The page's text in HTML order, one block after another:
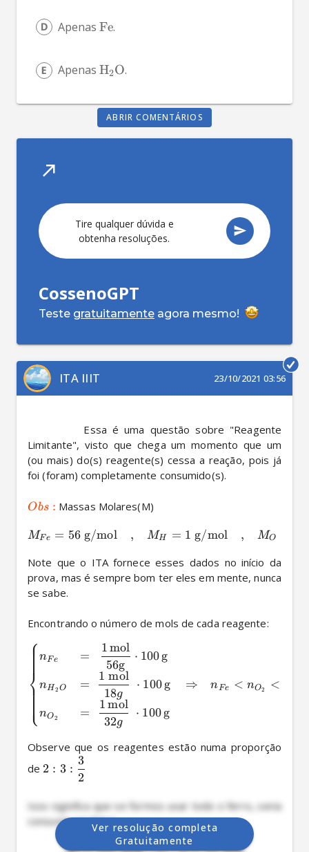
Apenas Fe.
Apenas HX
2O.
ABRIR COMENTÁRIOS
Tire qualquer dúvida e
obtenha resoluções.
CossenoGPT
Teste gratuitamente agora mesmo!
ITA IIIT 23/10/2021 03:56
Limitante", visto que chega um momento que um
(ou mais) do(s) reagente(s) cessa a reação, pois já
foi (foram) completamente consumido(s).
Obs : Massas Molares(M)
MFe = 56 g/mol , MH = 1 g/mol , MO
Note que o ITA fornece esses dados no início da
prova, mas é sempre bom ter eles em mente, nunca
se sabe.
Encontrando o número de mols de cada reagente:
⎩
⎨
⎧nFe
nH 2 O
nO2
=
=
=
56g
1mol
⋅ 100g
18g
1 mol
⋅ 100g
32g
1 mol
⋅ 100 g
⇒ nFe < nO2 <
Observe que os reagentes estão numa proporção
de 2 : 3 :
2
3
Isso significa que se formos usar todo o ferro, seria
consumir um fator:
100
Ver resolução completa
Gratuitamente